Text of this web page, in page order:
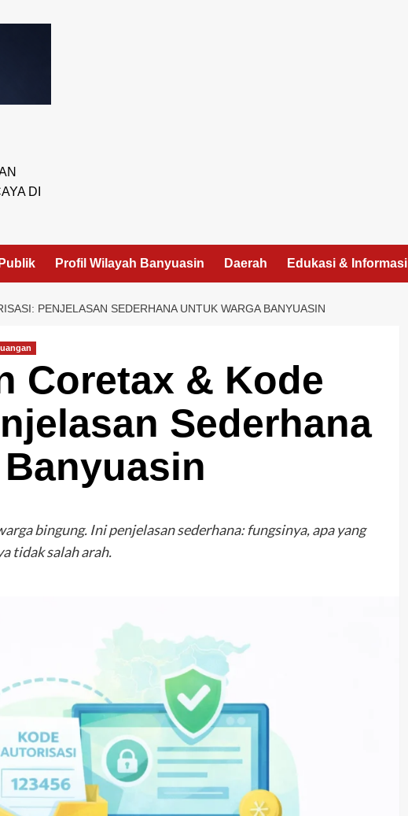
DI
Profil Wilayah Banyuasin Daerah Edukasi & Informasi
PENJELASAN SEDERHANA UNTUK WARGA BANYUASIN
Coretax & Kode
Sederhana
bingung. Ini penjelasan sederhana: fungsinya, apa yang
tidak salah arah.